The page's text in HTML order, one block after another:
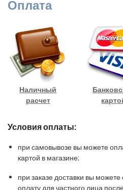
Оплата
Наличный
расчет
Условия оплаты:
при самовывозе вы можете
картой в магазине;
при заказе доставки вы можете
оплату для частного лица